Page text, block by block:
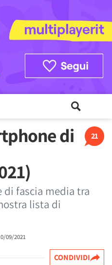
21
di
fascia media tra
lista di
09/2021
CONDIVIDI